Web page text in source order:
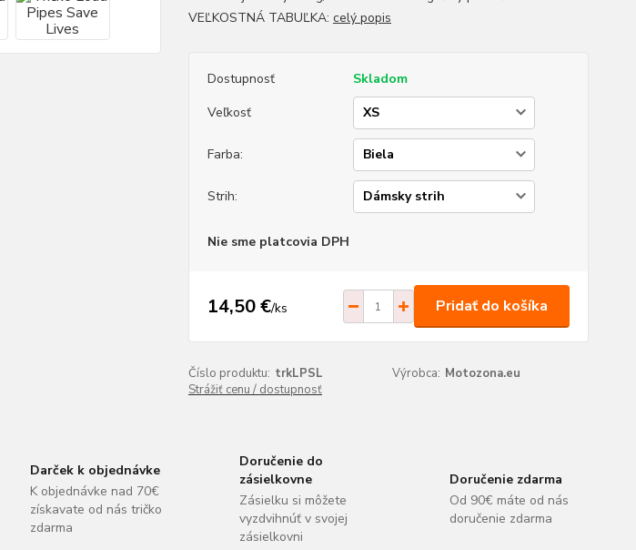
VEĽKOSTNÁ TABUĽKA: celý popis
Dostupnosť
Skladom
Veľkosť
Farba:
Strih:
Nie sme platcovia DPH
14,50 €/ks Pridať do košíka
Číslo produktu: trkLPSL Výrobca: Motozona.eu
Strážiť cenu / dostupnosť
Darček k objednávke
K objednávke nad 70€
získavate od nás tričko
zdarma
Doručenie do
zásielkovne
Zásielku si môžete
vyzdvihnúť v svojej
zásielkovni
Doručenie zdarma
Od 90€ máte od nás
doručenie zdarma